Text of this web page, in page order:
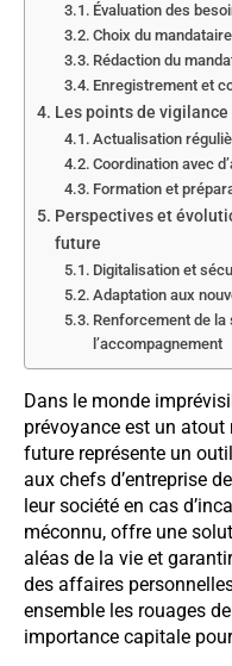
Évaluation des
Choix du mandataire
Rédaction du
Enregistrement et
Les points de
Actualisation
Coordination avec
Formation et
Perspectives et
future
Digitalisation et
Adaptation aux
Renforcement de
l’accompagnement
Dans le monde
prévoyance est un
future représente un
aux chefs d’entreprise
leur société en cas
méconnu, offre une
aléas de la vie et
des affaires
ensemble les rouages
importance capitale